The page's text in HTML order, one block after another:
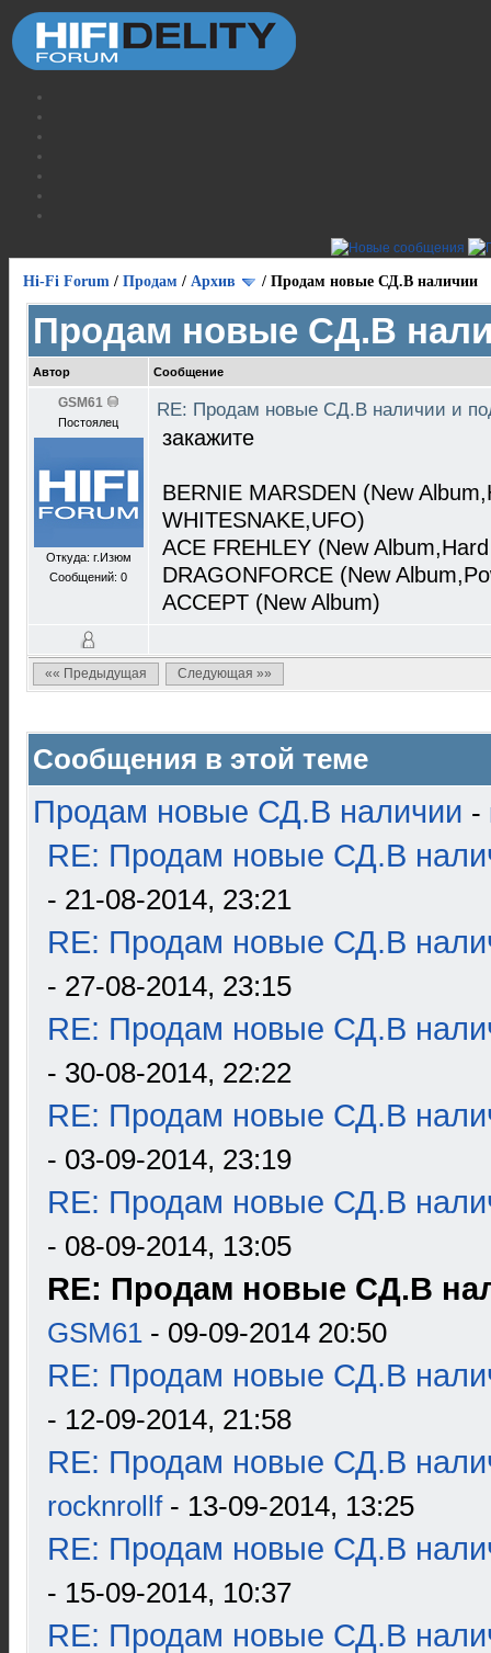
Hi-Fi Forum / Продам / Архив / Продам новые СД.В наличии
Продам новые СД.В
Автор Сообщение
GSM61
Постоялец
Откуда: г.Изюм
Сообщений: 0
RE: Продам новые СД.В наличии и
закажите
BERNIE MARSDEN (New
WHITESNAKE,UFO)
ACE FREHLEY (New
DRAGONFORCE (New
ACCEPT (New Album)
«« Предыдущая Следующая »»
Сообщения в этой теме
Продам новые СД.В наличии -
RE: Продам новые СД.В
- 21-08-2014, 23:21
RE: Продам новые СД.В
- 27-08-2014, 23:15
RE: Продам новые СД.В
- 30-08-2014, 22:22
RE: Продам новые СД.В
- 03-09-2014, 23:19
RE: Продам новые СД.В
- 08-09-2014, 13:05
RE: Продам новые СД.В
GSM61 - 09-09-2014 20:50
RE: Продам новые СД.В
- 12-09-2014, 21:58
RE: Продам новые СД.В
rocknrollf- 13-09-2014, 13:25
RE: Продам новые СД.В
- 15-09-2014, 10:37
RE: Продам новые СД.В